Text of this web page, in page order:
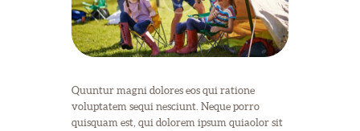
Quuntur magni dolores eos qui ratione
voluptatem sequi nesciunt. Neque porro
quisquam est, qui dolorem ipsum quiaolor sit